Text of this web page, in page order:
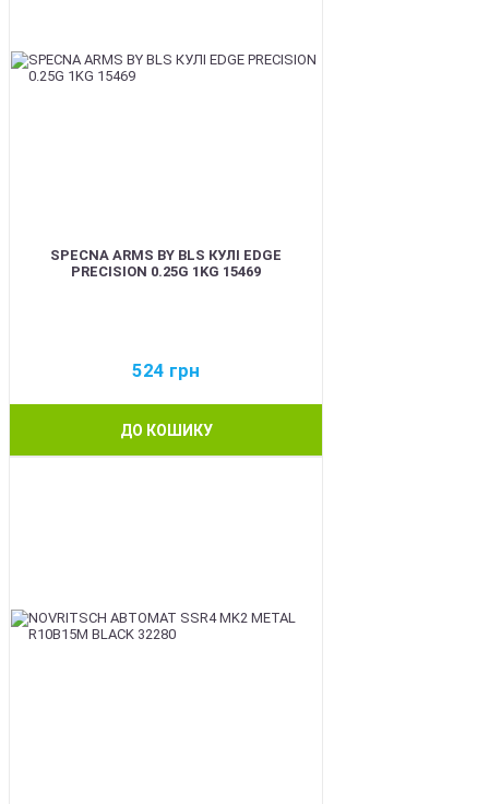
SPECNA ARMS BY BLS КУЛІ EDGE
PRECISION 0.25G 1KG 15469
524 грн
ДО КОШИКУ